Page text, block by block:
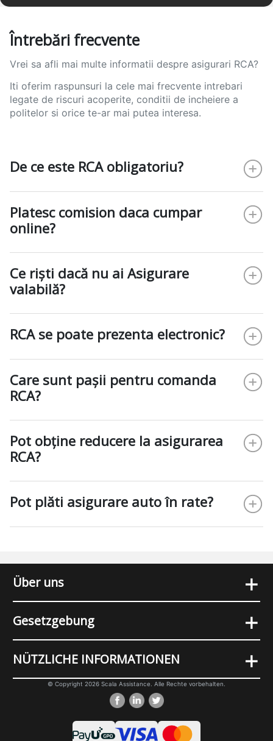
Întrebări frecvente
Vrei sa afli mai multe informatii despre asigurari RCA?
Iti oferim raspunsuri la cele mai frecvente intrebari
legate de riscuri acoperite, conditii de incheiere a
politelor si orice te-ar mai putea interesa.
De ce este RCA obligatoriu?
Platesc comision daca cumpar
online?
Ce riști dacă nu ai Asigurare
valabilă?
RCA se poate prezenta electronic?
Care sunt pașii pentru comanda
RCA?
Pot obține reducere la asigurarea
RCA?
Pot plăti asigurare auto în rate?
Über uns +
Gesetzgebung +
NÜTZLICHE INFORMATIONEN +
© Copyright 2026 Scala Assistance. Alle Rechte vorbehalten.